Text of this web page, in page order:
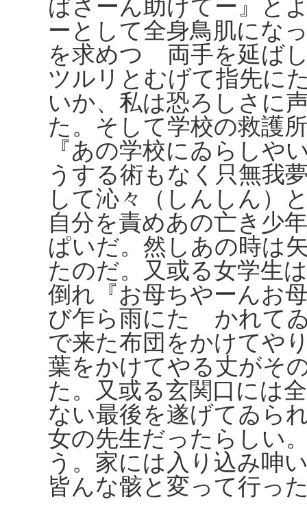
ばさーん助けてー』と
ーとして全身鳥肌にな
を求めつゝ両手を延ば
ツルリとむげて指先に
いか、私は恐ろしさに
た。そして学校の救護
『あの学校にゐらしや
うする術もなく只無我
して沁々（しんしん）
自分を責めあの亡き少
ぱいだ。然しあの時は
たのだ。又或る女学生
倒れ『お母ちやーんお
び乍ら雨にたゝかれて
で来た布団をかけてや
葉をかけてやる丈がそ
た。又或る玄関口には
ない最後を遂げてゐら
女の先生だったらしい
う。家には入り込み呻
皆んな骸と変って行っ